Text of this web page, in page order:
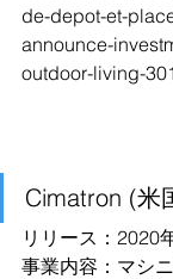
de-depot-et-
announce-
outdoor-living-
Cimatron (米
リリース：2020
事業内容：マシ